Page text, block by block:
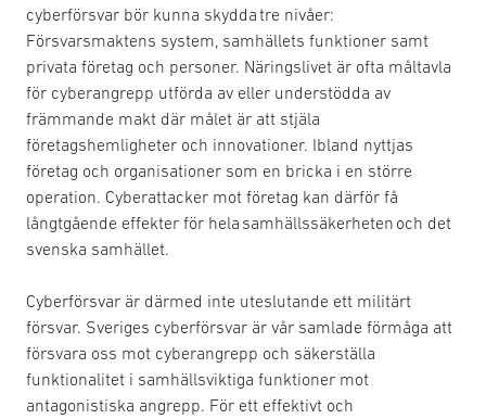
cyberförsvar bör kunna skydda tre nivåer:
Försvarsmaktens system, samhällets funktioner samt
privata företag och personer. Näringslivet är ofta måltavla
för cyberangrepp utförda av eller understödda av
främmande makt där målet är att stjäla
företagshemligheter och innovationer. Ibland nyttjas
företag och organisationer som en bricka i en större
operation. Cyberattacker mot företag kan därför få
långtgående effekter för hela samhällssäkerheten och det
svenska samhället.
Cyberförsvar är därmed inte uteslutande ett militärt
försvar. Sveriges cyberförsvar är vår samlade förmåga att
försvara oss mot cyberangrepp och säkerställa
funktionalitet i samhällsviktiga funktioner mot
antagonistiska angrepp. För ett effektivt och